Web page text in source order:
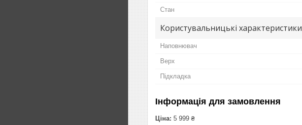
Стан
Користувальницькі характеристики
Наповнювач
Верх
Підкладка
Інформація для замовлення
Ціна: 5 999 ₴